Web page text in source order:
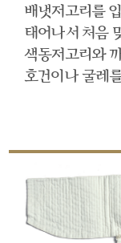
배냇저고리를
태어나서 처음
색동저고리와
호건이나 굴레